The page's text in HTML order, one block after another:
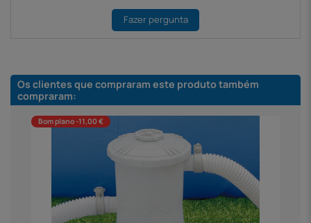
Fazer pergunta
Os clientes que compraram este produto também
compraram:
Bom plano -11,00 €